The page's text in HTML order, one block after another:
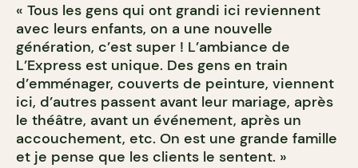
« Tous les gens qui ont grandi ici reviennent
avec leurs enfants, on a une nouvelle
génération, c’est super ! L’ambiance de
L’Express est unique. Des gens en train
d’emménager, couverts de peinture, viennent
ici, d’autres passent avant leur mariage, après
le théâtre, avant un événement, après un
accouchement, etc. On est une grande famille
et je pense que les clients le sentent. »